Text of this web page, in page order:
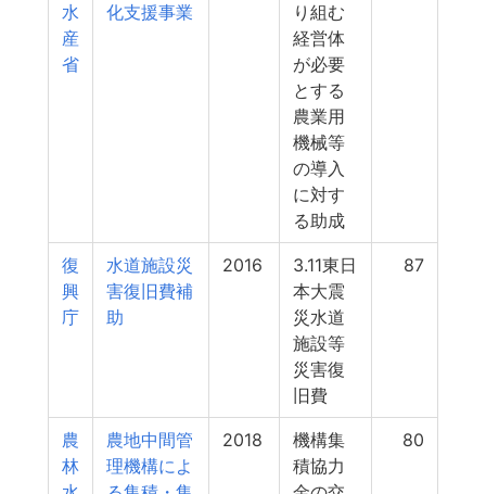
水
産
省
化支援事業
り組む
経営体
が必要
とする
農業用
機械等
の導入
に対す
る助成
復
興
庁
水道施設災
害復旧費補
助
2016
3.11東日
本大震
災水道
施設等
災害復
旧費
87
農
林
農地中間管
理機構によ
2018
機構集
積協力
80